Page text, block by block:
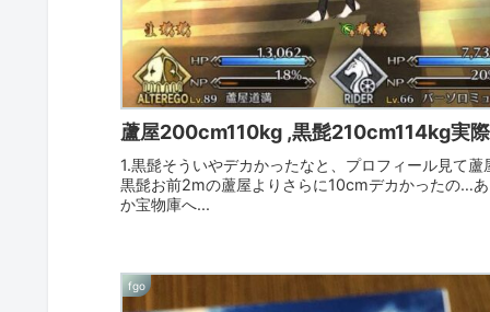
蘆屋200cm110kg ,黒髭210cm114kg実
1.黒髭そういやデカかったなと、プロフィール見
黒髭お前2mの蘆屋よりさらに10cmデカかったの…
か宝物庫へ...
fgo